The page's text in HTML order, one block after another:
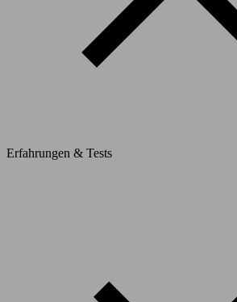
Erfahrungen & Tests